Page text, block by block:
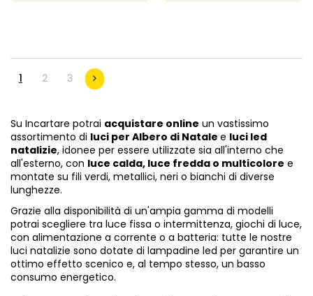
1 2 3
Su Incartare potrai acquistare online un vastissimo
assortimento di luci per Albero di Natale e luci led
natalizie, idonee per essere utilizzate sia all'interno che
all'esterno, con luce calda, luce fredda o multicolore e
montate su fili verdi, metallici, neri o bianchi di diverse
lunghezze.
Grazie alla disponibilità di un'ampia gamma di modelli
potrai scegliere tra luce fissa o intermittenza, giochi di luce,
con alimentazione a corrente o a batteria: tutte le nostre
luci natalizie sono dotate di lampadine led per garantire un
ottimo effetto scenico e, al tempo stesso, un basso
consumo energetico.